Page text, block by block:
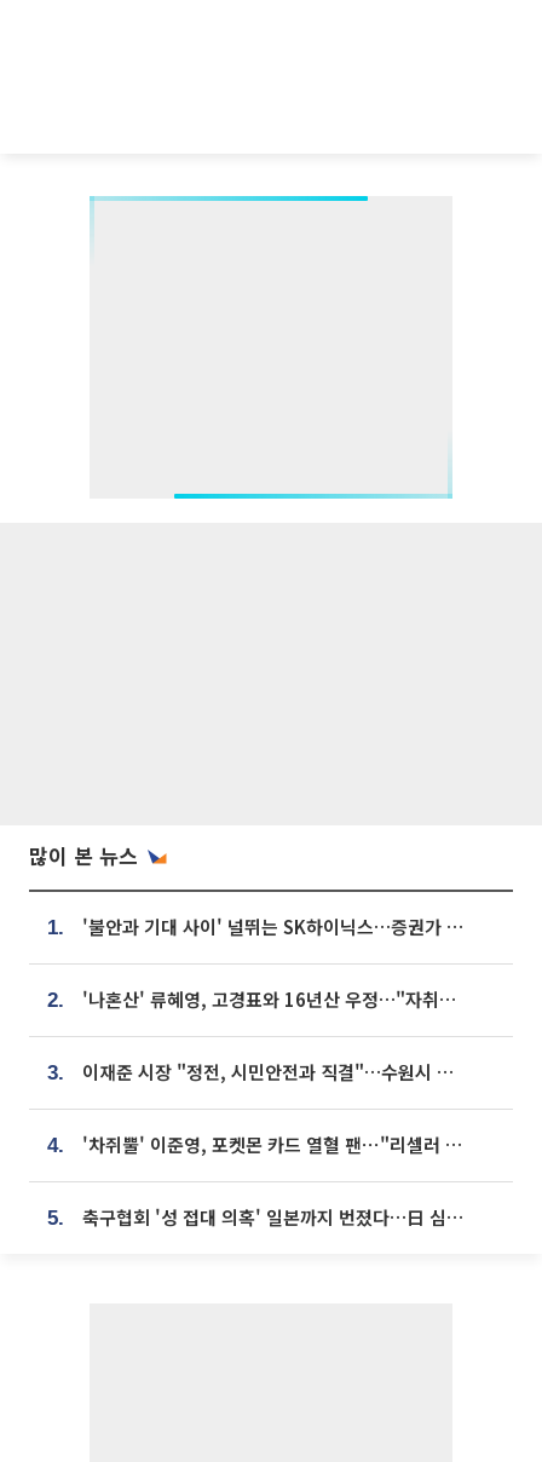
많이 본 뉴스
1. '불안과 기대 사이' 널뛰는 SK하이닉스…증권가 "HBM4·LTA 기반 펀터멘털 견고"
2. '나혼산' 류혜영, 고경표와 16년산 우정…"자취방서 부모님과 마주쳐"
3. 이재준 시장 "정전, 시민안전과 직결"…수원시 비상대응체계 가동
4. '차쥐뿔' 이준영, 포켓몬 카드 열혈 팬⋯"리셀러 처단할 것"
5. 축구협회 '성 접대 의혹' 일본까지 번졌다…日 심판 실명 공개